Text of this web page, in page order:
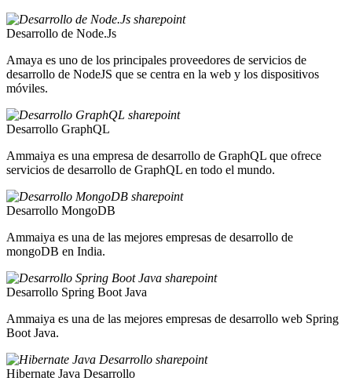
Desarrollo de Node.Js
Amaya es uno de los principales proveedores de servicios de
desarrollo de NodeJS que se centra en la web y los dispositivos
móviles.
Desarrollo GraphQL
Ammaiya es una empresa de desarrollo de GraphQL que ofrece
servicios de desarrollo de GraphQL en todo el mundo.
Desarrollo MongoDB
Ammaiya es una de las mejores empresas de desarrollo de
mongoDB en India.
Desarrollo Spring Boot Java
Ammaiya es una de las mejores empresas de desarrollo web Spring
Boot Java.
Hibernate Java Desarrollo